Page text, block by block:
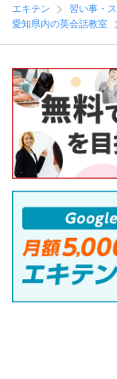
エキテン 習い事・
愛知県内の英会話教室